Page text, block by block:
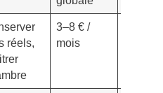
réels,
3–8 € /
mois